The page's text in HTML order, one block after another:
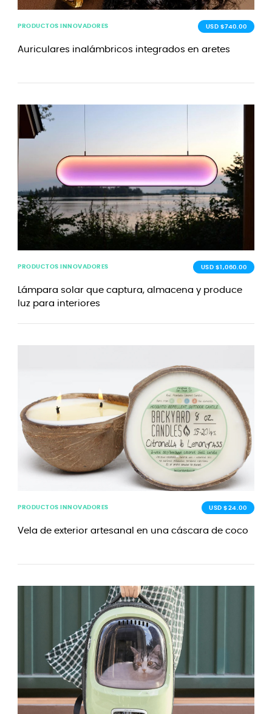
PRODUCTOS INNOVADORES USD $740.00
Auriculares inalámbricos integrados en aretes
PRODUCTOS INNOVADORES USD $1,060.00
Lámpara solar que captura, almacena y produce
luz para interiores
PRODUCTOS INNOVADORES USD $24.00
Vela de exterior artesanal en una cáscara de coco